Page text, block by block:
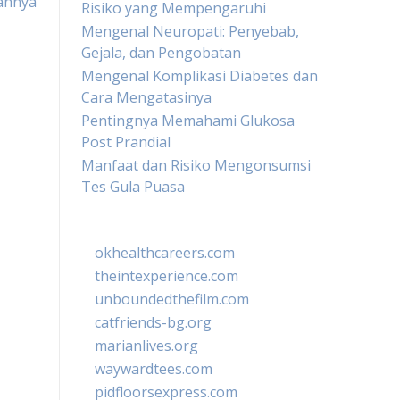
Risiko yang Mempengaruhi
Mengenal Neuropati: Penyebab,
Gejala, dan Pengobatan
Mengenal Komplikasi Diabetes dan
Cara Mengatasinya
Pentingnya Memahami Glukosa
Post Prandial
Manfaat dan Risiko Mengonsumsi
Tes Gula Puasa
okhealthcareers.com
theintexperience.com
unboundedthefilm.com
catfriends-bg.org
marianlives.org
waywardtees.com
pidfloorsexpress.com